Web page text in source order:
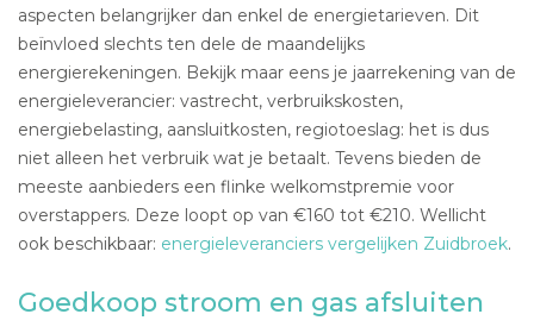
aspecten belangrijker dan enkel de energietarieven. Dit
beïnvloed slechts ten dele de maandelijks
energierekeningen. Bekijk maar eens je jaarrekening van de
energieleverancier: vastrecht, verbruikskosten,
energiebelasting, aansluitkosten, regiotoeslag: het is dus
niet alleen het verbruik wat je betaalt. Tevens bieden de
meeste aanbieders een flinke welkomstpremie voor
overstappers. Deze loopt op van €160 tot €210. Wellicht
ook beschikbaar: energieleveranciers vergelijken Zuidbroek.
Goedkoop stroom en gas afsluiten